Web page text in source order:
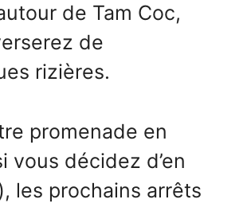
de Tam Coc,
de
rizières.
promenade en
vous décidez d’en
les prochains arrêts